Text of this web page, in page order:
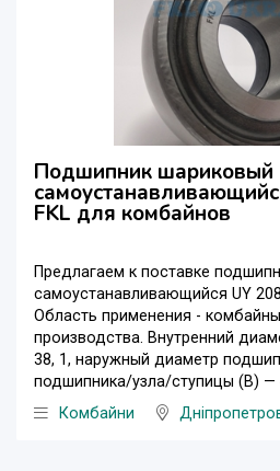
Подшипник шариковый
FKL для комбайнов
Предлагаем к поставке
самоустанавливающийся UY
Область применения -
производства. Внутренний
38, 1, наружный диаметр
подшипника/узла/ступицы (B) —
Комбайни